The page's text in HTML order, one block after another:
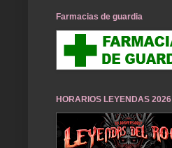
Farmacias de guardia
HORARIOS LEYENDAS 2026